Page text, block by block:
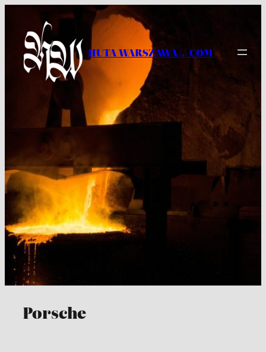
treści
HUTA WARSZAWA |.| COM
Porsche